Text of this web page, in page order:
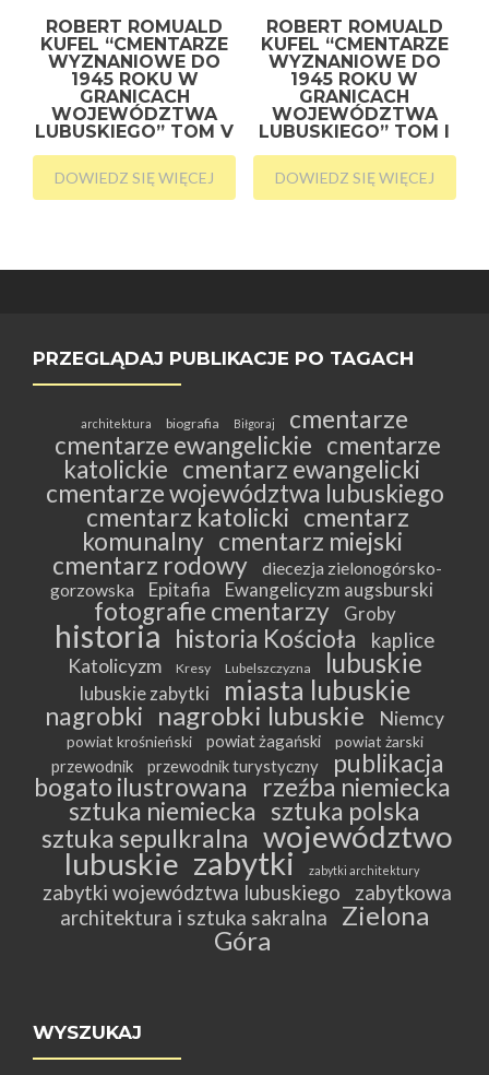
ROBERT ROMUALD
KUFEL “CMENTARZE
WYZNANIOWE DO
1945 ROKU W
GRANICACH
WOJEWÓDZTWA
LUBUSKIEGO” TOM V
DOWIEDZ SIĘ WIĘCEJ
ROBERT ROMUALD
KUFEL “CMENTARZE
WYZNANIOWE DO
1945 ROKU W
GRANICACH
WOJEWÓDZTWA
LUBUSKIEGO” TOM I
DOWIEDZ SIĘ WIĘCEJ
PRZEGLĄDAJ PUBLIKACJE PO TAGACH
architektura biografia Biłgoraj
cmentarze
cmentarze ewangelickie cmentarze
katolickie cmentarz ewangelicki
cmentarze województwa lubuskiego
cmentarz katolicki cmentarz
komunalny cmentarz miejski
cmentarz rodowy
diecezja zielonogórsko-
gorzowska
Epitafia Ewangelicyzm augsburski
fotografie cmentarzy Groby
historia historia Kościoła kaplice
Katolicyzm Kresy Lubelszczyzna lubuskie
lubuskie zabytki miasta lubuskie
nagrobki nagrobki lubuskie Niemcy
powiat krośnieński powiat żagański powiat żarski
przewodnik przewodnik turystyczny
publikacja
bogato ilustrowana
rzeźba niemiecka
sztuka niemiecka sztuka polska
sztuka sepulkralna województwo
lubuskie zabytki zabytki architektury
zabytki województwa lubuskiego
zabytkowa
architektura i sztuka sakralna
Zielona
Góra
WYSZUKAJ